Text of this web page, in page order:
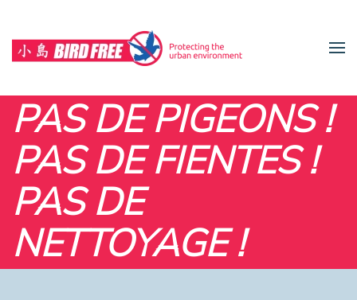
Accéder au contenu principal
PAS DE PIGEONS !
PAS DE FIENTES !
PAS DE
NETTOYAGE !